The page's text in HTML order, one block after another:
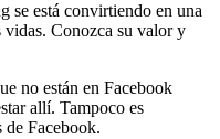
se está convirtiendo en una
vidas. Conozca su valor y
no están en Facebook
allí. Tampoco es
de Facebook.